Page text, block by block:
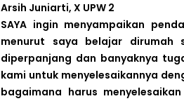
Arsih Juniarti, X UPW 2
SAYA ingin menyampaikan
menurut saya belajar dirumah
diperpanjang dan banyaknya
kami untuk menyelesaikannya
bagaimana harus